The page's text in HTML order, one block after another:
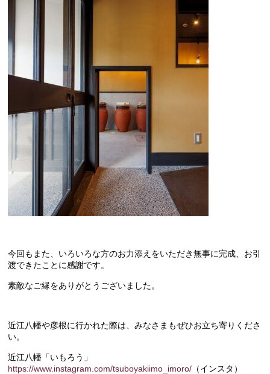
今回もまた、いろいろな方のお力添えをいただき無事に完成、お引
渡できたことに感謝です。
素敵なご縁をありがとうございました。
近江八幡や彦根に行かれた際は、みなさまもぜひお立ち寄りくださ
い。
近江八幡「いもろう」
https://www.instagram.com/tsuboyakiimo_imoro/ （インスタ）